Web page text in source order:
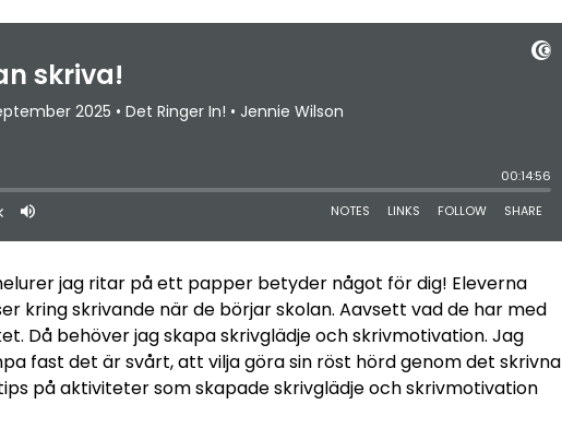
jag ritar på ett papper betyder något för dig! Eleverna
kring skrivande när de börjar skolan. Aavsett vad de har med
Då behöver jag skapa skrivglädje och skrivmotivation. Jag
fast det är svårt, att vilja göra sin röst hörd genom det skrivna
på aktiviteter som skapade skrivglädje och skrivmotivation